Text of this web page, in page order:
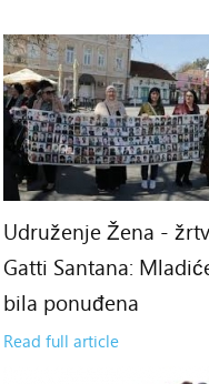
Udruženje Žena -
Gatti Santana:
bila ponuđena
Read full article